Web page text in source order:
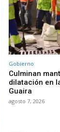
Gobierno
Culminan
dilatación en
Guaira
agosto 7, 2026